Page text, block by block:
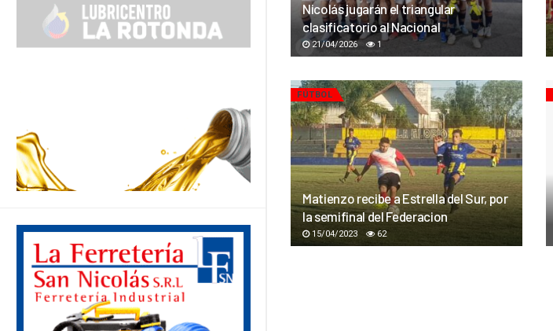
Nicolás jugarán el triangular
clasificatorio al Nacional
21/04/2026 1
FÚTBOL
Matienzo recibe a Estrella del Sur, por
la semifinal del Federacion
15/04/2023 62